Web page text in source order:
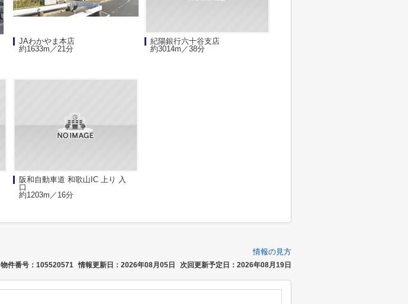
JAわかやま本店
約1633m／21分
紀陽銀行六十谷支店
約3014m／38分
阪和自動車道 和歌山IC 上り 入
口
約1203m／16分
情報の見方
物件番号：105520571 情報更新日：2026年08月05日 次回更新予定日：2026年08月19日